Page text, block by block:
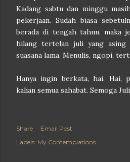
Kadang sabtu dan minggu
pekerjaan. Sudah biasa
berada di tengah tahun, maka
hilang tertelan juli yang asing
suasana lama. Menulis, ngopi,
Hanya ingin berkata, hai. Hai,
kalian semua sahabat. Semoga
Share
Email Post
Labels: My Contemplations